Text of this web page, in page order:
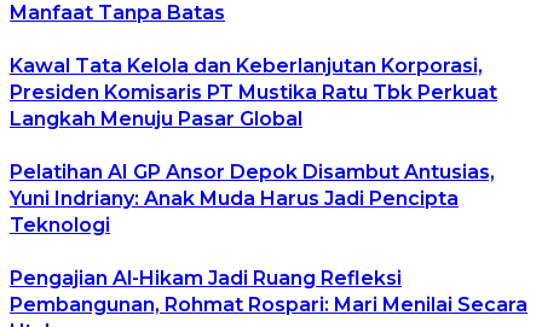
Manfaat Tanpa Batas
Kawal Tata Kelola dan Keberlanjutan Korporasi,
Presiden Komisaris PT Mustika Ratu Tbk Perkuat
Langkah Menuju Pasar Global
Pelatihan AI GP Ansor Depok Disambut Antusias,
Yuni Indriany: Anak Muda Harus Jadi Pencipta
Teknologi
Pengajian Al-Hikam Jadi Ruang Refleksi
Pembangunan, Rohmat Rospari: Mari Menilai Secara